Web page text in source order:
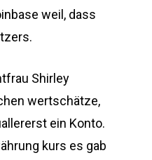
weil, dass
Shirley
wertschätze,
ein Konto.
kurs es gab